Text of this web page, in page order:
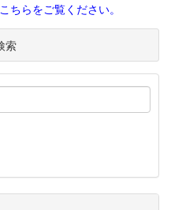
ちらをご覧ください。
索